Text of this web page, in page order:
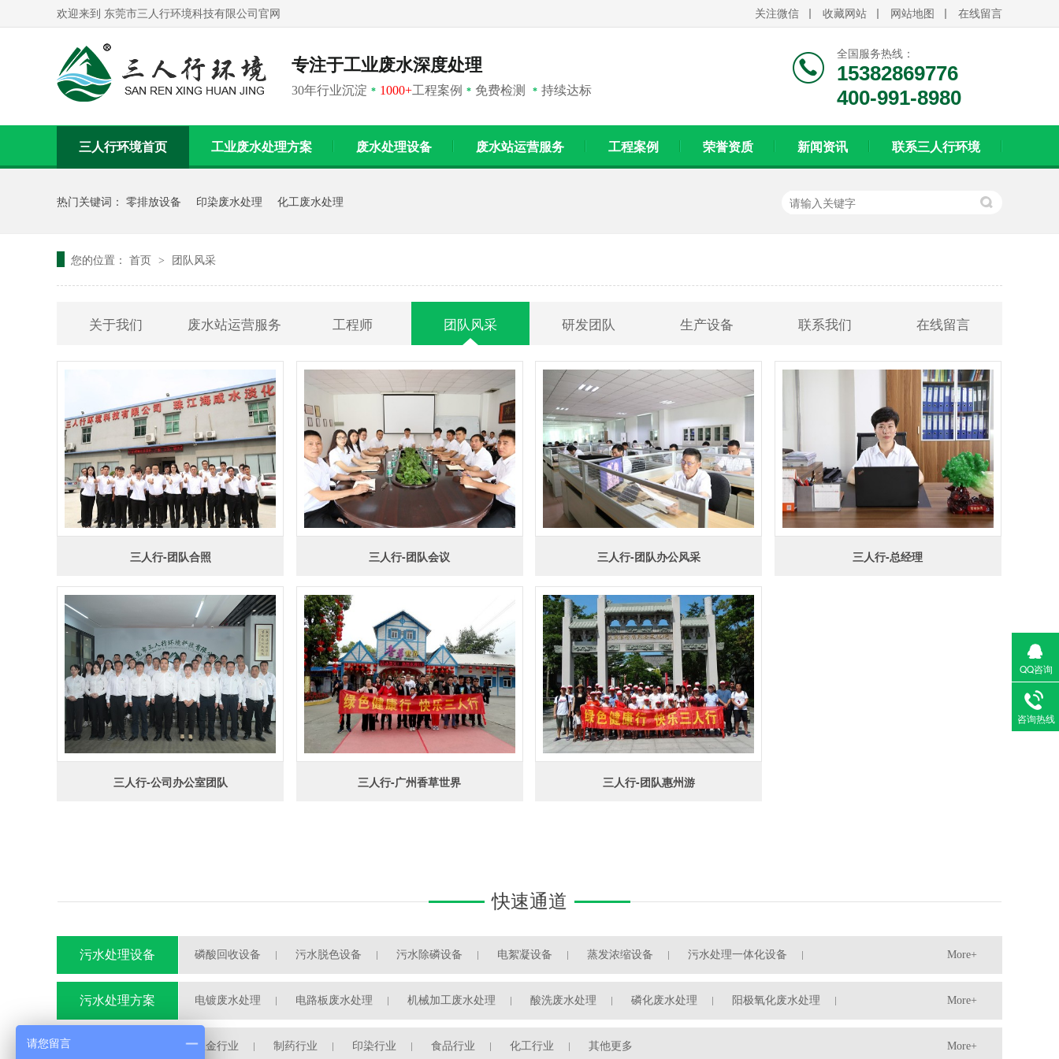
关注微信 收藏网站 网站地图 在线留言
欢迎来到 东莞市三人行环境科技有限公司官网
专注于工业废水深度处理
30年行业沉淀 * 1000+工程案例 * 免费检测 * 持续达标
全国服务热线：
15382869776
400-991-8980
三人行环境首页 工业废水处理方案 废水处理设备 废水站运营服务 工程案例 荣誉资质 新闻资讯 联系三人行环境
热门关键词： 零排放设备 印染废水处理 化工废水处理
您的位置： 首页 > 团队风采
关于我们 废水站运营服务 工程师 团队风采 研发团队 生产设备 联系我们 在线留言
荣誉资质
三人行-团队合照 三人行-团队会议 三人行-团队办公风采 三人行-总经理
三人行-公司办公室团队 三人行-广州香草世界 三人行-团队惠州游
快速通道
污水处理设备 磷酸回收设备 污水脱色设备 污水除磷设备 电絮凝设备 蒸发浓缩设备 污水处理一体化设备
污水处理自动加药装置
More+
污水处理方案 电镀废水处理 电路板废水处理 机械加工废水处理 酸洗废水处理 磷化废水处理 阳极氧化废水处理
半导体废水处理
More+
五金行业 制药行业 印染行业 食品行业 化工行业 其他更多 More+
QQ咨询
咨询热线
请您留言